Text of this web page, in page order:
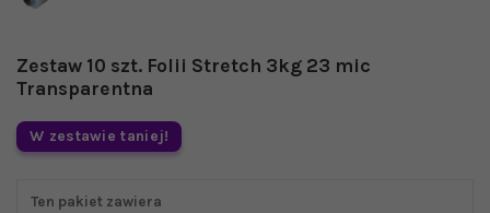
Zestaw 10 szt. Folii Stretch 3kg 23 mic
Transparentna
W zestawie taniej!
Ten pakiet zawiera